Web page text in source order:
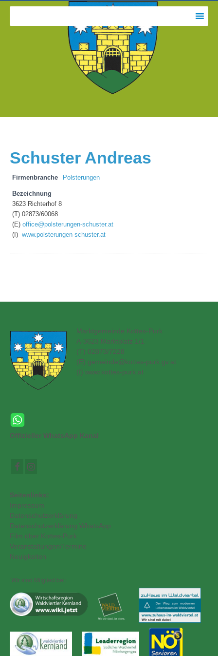
Schuster Andreas
Firmenbranche Polsterungen
Bezeichnung
3623 Richterhof 8
(T) 02873/60068
(E) office@polsterungen-schuster.at
(I) www.polsterungen-schuster.at
Marktgemeinde Kottes-Purk
A-3623 Marktplatz 1/1
(T) 02873/7228
(E) gemeinde@kottes-purk.gv.at
(I) www.kottes-purk.at
Offizieller WhatsApp Kanal
Seitenlinks:
Impressum
Datenschutzerklärung
Datenschutzerklärung WhatsApp
Film über Kottes-Purk
Veranstaltungen/Termine
Neuigkeiten
Wir sind Mitglied bei: